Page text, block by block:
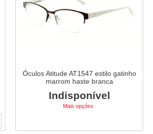
Óculos Atitude AT1547 estilo gatinho
marrom haste branca
Indisponível
Mais opções